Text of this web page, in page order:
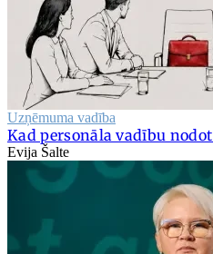
Uzņēmuma vadība
Kad personāla vadību
Evija Šalte